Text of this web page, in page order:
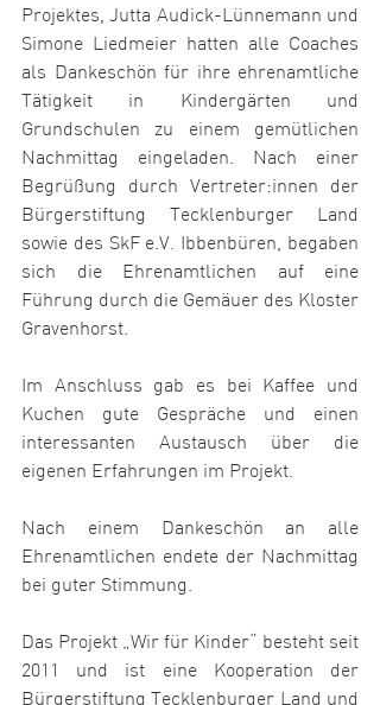
Projektes, Jutta Audick-Lünnemann und
Simone Liedmeier hatten alle Coaches
als Dankeschön für ihre ehrenamtliche
Tätigkeit in Kindergärten und
Grundschulen zu einem gemütlichen
Nachmittag eingeladen. Nach einer
Begrüßung durch Vertreter:innen der
Bürgerstiftung Tecklenburger Land
sowie des SkF e.V. Ibbenbüren, begaben
sich die Ehrenamtlichen auf eine
Führung durch die Gemäuer des Kloster
Gravenhorst.
Im Anschluss gab es bei Kaffee und
Kuchen gute Gespräche und einen
interessanten Austausch über die
eigenen Erfahrungen im Projekt.
Nach einem Dankeschön an alle
Ehrenamtlichen endete der Nachmittag
bei guter Stimmung.
Das Projekt „Wir für Kinder“ besteht seit
2011 und ist eine Kooperation der
Bürgerstiftung Tecklenburger Land und